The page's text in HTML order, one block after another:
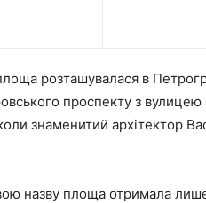
розташувалася в
проспекту з
знаменитий архітектор
назву площа отримала